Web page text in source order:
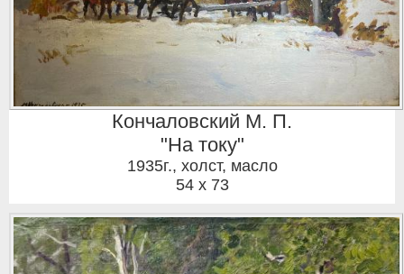
Кончаловский М. П.
"На току"
1935г., холст, масло
54 x 73